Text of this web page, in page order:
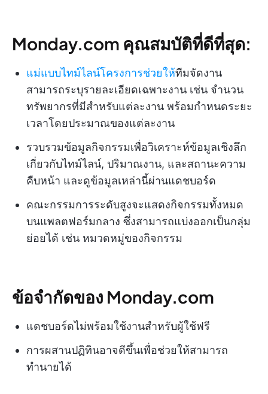
Monday.com คุณสมบัติที่ดีที่สุด:
แม่แบบไทม์ไลน์โครงการช่วยให้ทีมจัดงาน
สามารถระบุรายละเอียดเฉพาะงาน เช่น จำนวน
ทรัพยากรที่มีสำหรับแต่ละงาน พร้อมกำหนดระยะ
เวลาโดยประมาณของแต่ละงาน
รวบรวมข้อมูลกิจกรรมเพื่อวิเคราะห์ข้อมูลเชิงลึก
เกี่ยวกับไทม์ไลน์, ปริมาณงาน, และสถานะความ
คืบหน้า และดูข้อมูลเหล่านี้ผ่านแดชบอร์ด
คณะกรรมการระดับสูงจะแสดงกิจกรรมทั้งหมด
บนแพลตฟอร์มกลาง ซึ่งสามารถแบ่งออกเป็นกลุ่ม
ย่อยได้ เช่น หมวดหมู่ของกิจกรรม
ข้อจำกัดของ Monday.com
แดชบอร์ดไม่พร้อมใช้งานสำหรับผู้ใช้ฟรี
การผสานปฏิทินอาจดีขึ้นเพื่อช่วยให้สามารถ
ทำนายได้